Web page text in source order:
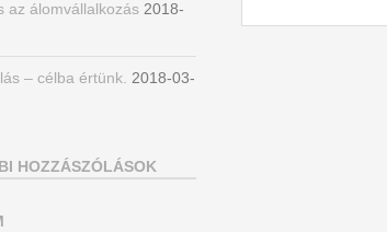
az álomvállalkozás 2018-
– célba értünk. 2018-03-
HOZZÁSZÓLÁSOK